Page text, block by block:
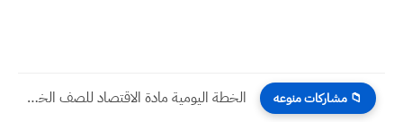
📁 مشاركات منوعه الخطة اليومية مادة الاقتصاد للصف الخامس الادبي